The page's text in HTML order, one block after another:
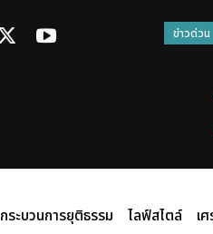
ข่าวด่วน
กระบวนการยุติธรรม ไลฟ์สไตล์ เ